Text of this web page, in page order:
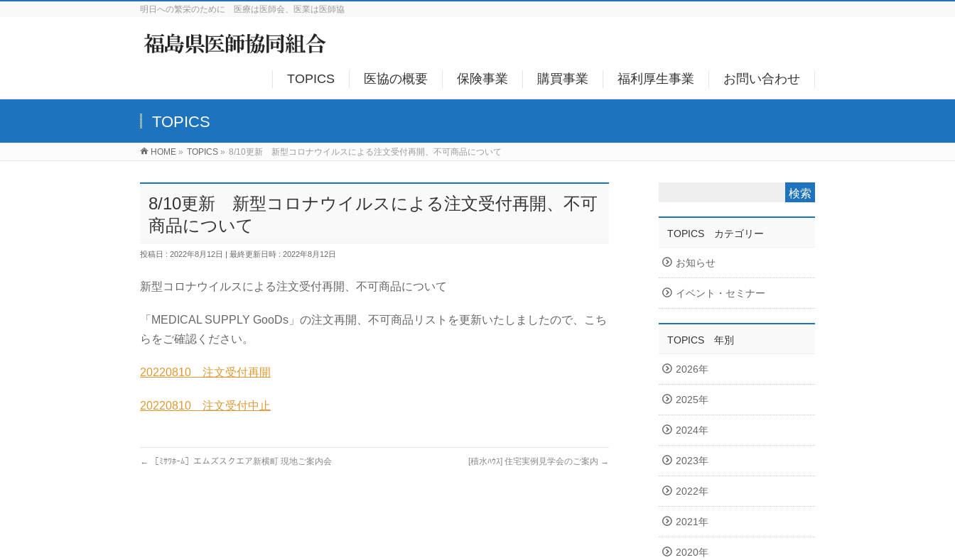
明日への繁栄のために 医療は医師会、医業は医師協
TOPICS 医協の概要 保険事業 購買事業 福利厚生事業 お問い合わせ
TOPICS
HOME » TOPICS » 8/10更新 新型コロナウイルスによる注文受付再開、不可商品について
8/10更新 新型コロナウイルスによる注文受付再開、不可
商品について
投稿日 : 2022年8月12日 最終更新日時 : 2022年8月12日
新型コロナウイルスによる注文受付再開、不可商品について
「MEDICAL SUPPLY GooDs」の注文再開、不可商品リストを更新いたしましたので、こち
らをご確認ください。
20220810 注文受付再開
20220810 注文受付中止
← ［ﾐｻﾜﾎｰﾑ］エムズスクエア新横町 現地ご案内会 [積水ﾊｳｽ] 住宅実例見学会のご案内 →
TOPICS カテゴリー
お知らせ
イベント・セミナー
TOPICS 年別
2026年
2025年
2024年
2023年
2022年
2021年
2020年